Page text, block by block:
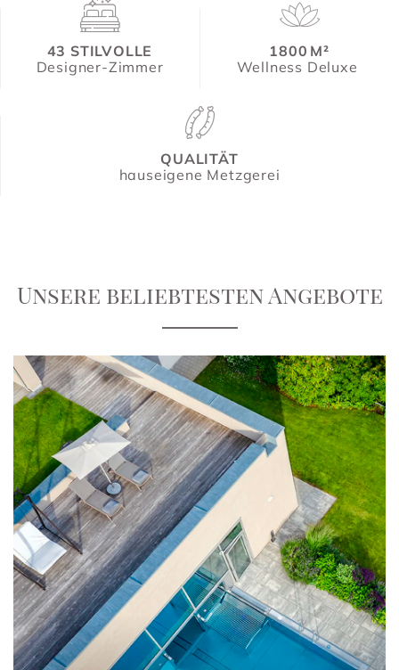
43 STILVOLLE
Designer-Zimmer
1800 M²
Wellness Deluxe
QUALITÄT
hauseigene Metzgerei
Unsere beliebtesten Angebote